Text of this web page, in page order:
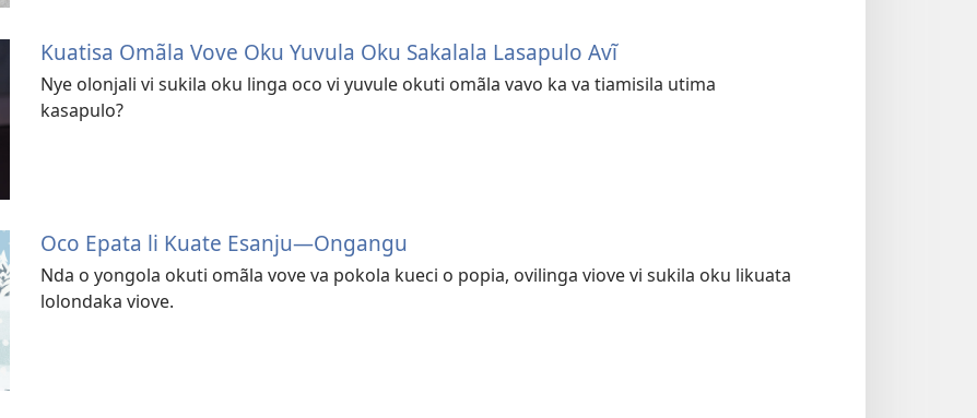
Kuatisa Omãla Vove Oku Yuvula Oku Sakalala Lasapulo Avĩ
Nye olonjali vi sukila oku linga oco vi yuvule okuti omãla vavo ka va tiamisila utima
kasapulo?
Oco Epata li Kuate Esanju—Ongangu
Nda o yongola okuti omãla vove va pokola kueci o popia, ovilinga viove vi sukila oku likuata
lolondaka viove.